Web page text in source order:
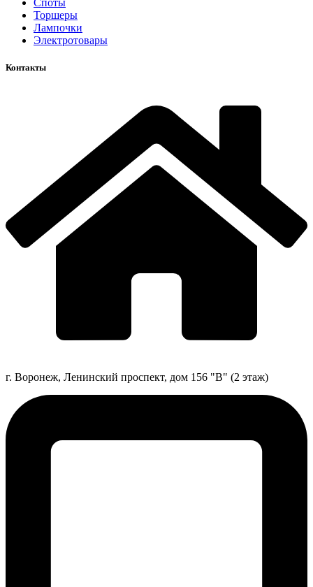
Споты
Торшеры
Лампочки
Электротовары
Контакты
г. Воронеж, Ленинский проспект, дом 156 "В" (2 этаж)